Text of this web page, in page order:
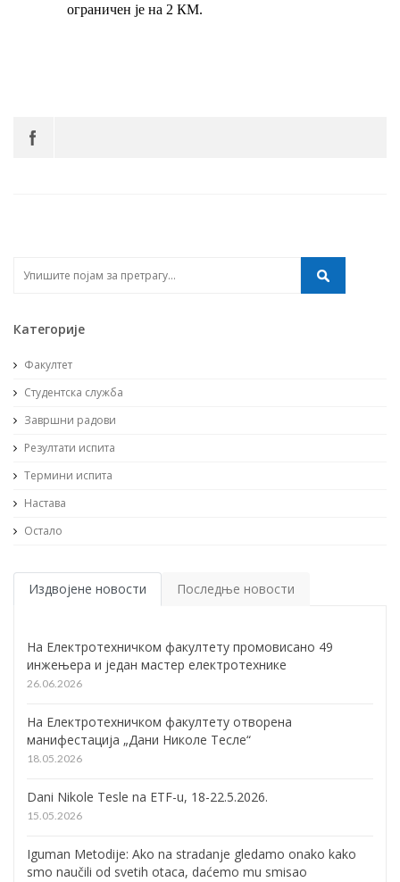
ограничен је на 2 КМ.
Категорије
Факултет
Студентска служба
Завршни радови
Резултати испита
Термини испита
Настава
Остало
Издвојене новости Последње новости
На Електротехничком факултету промовисано 49
инжењера и један мастер електротехнике
26.06.2026
На Електротехничком факултету отворена
манифестација „Дани Николе Тесле“
18.05.2026
Dani Nikole Tesle na ETF-u, 18-22.5.2026.
15.05.2026
Iguman Metodije: Ako na stradanje gledamo onako kako
smo naučili od svetih otaca, daćemo mu smisao